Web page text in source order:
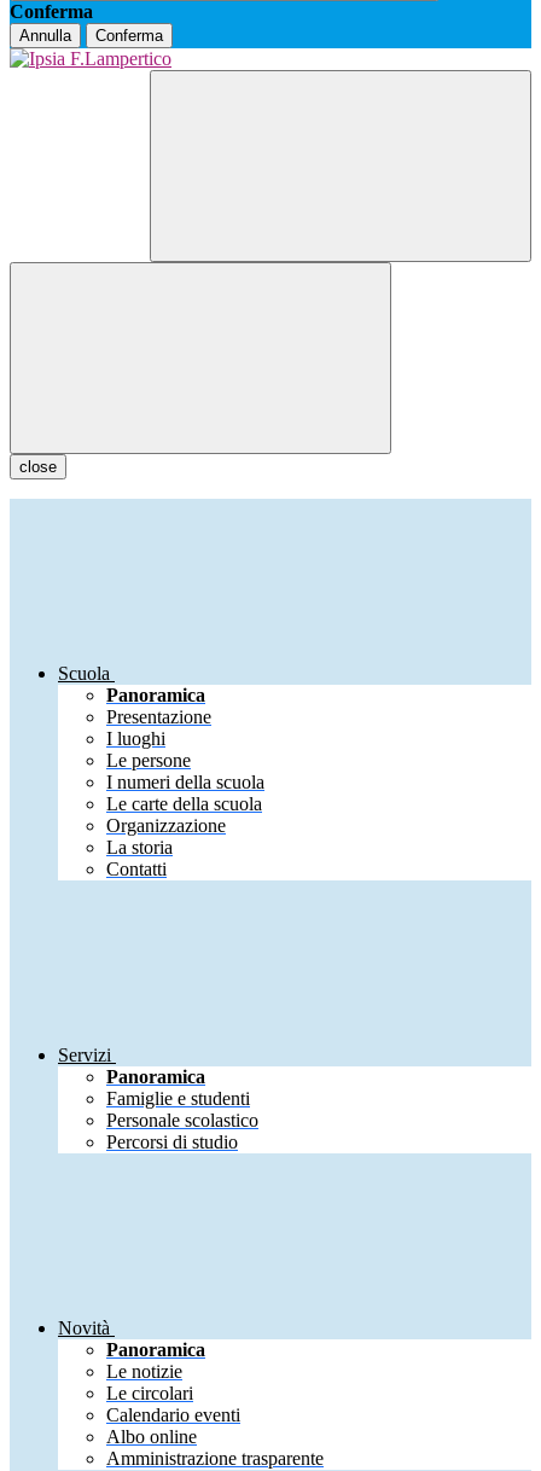
Conferma
Annulla Conferma
close
Scuola
Panoramica
Presentazione
I luoghi
Le persone
I numeri della scuola
Le carte della scuola
Organizzazione
La storia
Contatti
Servizi
Panoramica
Famiglie e studenti
Personale scolastico
Percorsi di studio
Novità
Panoramica
Le notizie
Le circolari
Calendario eventi
Albo online
Amministrazione trasparente